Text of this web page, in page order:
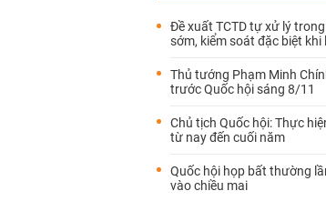
Đề xuất TCTD tự xử lý
sớm, kiểm soát đặc biệt khi
Thủ tướng Phạm Minh
trước Quốc hội sáng 8/11
Chủ tịch Quốc hội: Thực
từ nay đến cuối năm
Quốc hội họp bất thường
vào chiều mai